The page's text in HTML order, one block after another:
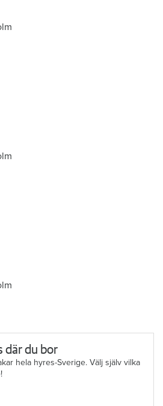
där du bor
hela hyres-Sverige. Välj själv vilka